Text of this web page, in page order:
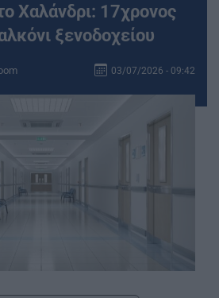
Χαλάνδρι: 17χρονος
ξενοδοχείου
03/07/2026 - 09:42